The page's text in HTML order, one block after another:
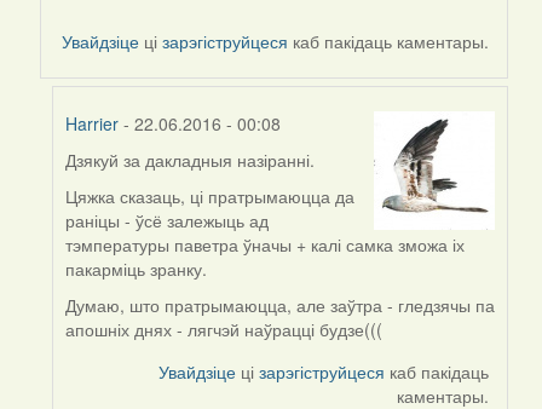
Увайдзіце цізарэгіструйцеся каб пакідаць каментары.
Harrier- 22.06.2016 - 00:08
In
reply
to
by
Дарья
Дзякуй за дакладныя назіранні.
Цяжка сказаць, ці пратрымаюцца да
раніцы - ўсё залежыць ад
тэмпературы паветра ўначы + калі самка зможа іх
пакарміць зранку.
Думаю, што пратрымаюцца, але заўтра - гледзячы па
апошніх днях - лягчэй наўрацці будзе(((
Увайдзіце цізарэгіструйцеся каб пакідаць
каментары.